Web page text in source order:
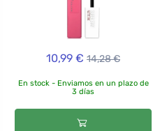
10,99 € 14,28 €
En stock - Enviamos en un plazo de
3 días